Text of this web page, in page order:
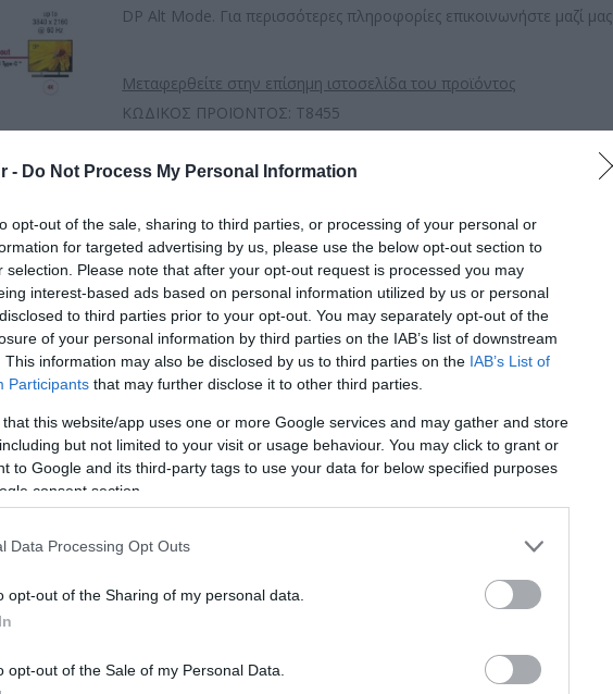
- Do Not Process My Personal Information
opt-out of the sale, sharing to third parties, or processing of your personal or
for targeted advertising by us, please use the below opt-out section to
selection. Please note that after your opt-out request is processed you may
interest-based ads based on personal information utilized by us or personal
to third parties prior to your opt-out. You may separately opt-out of the
of your personal information by third parties on the IAB’s list of downstream
This information may also be disclosed by us to third parties on the IAB’s List of
Participants that may further disclose it to other third parties.
that this website/app uses one or more Google services and may gather and store
but not limited to your visit or usage behaviour. You may click to grant or
to Google and its third-party tags to use your data for below specified purposes
consent section.
Data Processing Opt Outs
opt-out of the Sharing of my personal data.
opt-out of the Sale of my Personal Data.
DP Alt Mode. Για περισσότερες πληροφορίες επικοινωνήστε μαζί μας
Μεταφερθείτε στην επίσημη ιστοσελίδα του προϊόντος
ΚΩΔΙΚΟΣ ΠΡΟΪΟΝΤΟΣ: T8455
EAN CODE: 4043619632510